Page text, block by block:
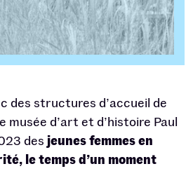
des structures d’accueil de
musée d’art et d’histoire Paul
des jeunes femmes en
le temps d’un moment